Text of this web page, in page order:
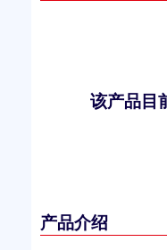
该产品目
产品介绍